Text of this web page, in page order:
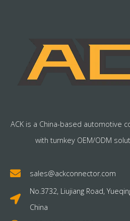
ACK is a China-based automotive
with turnkey OEM/ODM
sales@ackconnector.com
No.3732, Liujiang Road,
China